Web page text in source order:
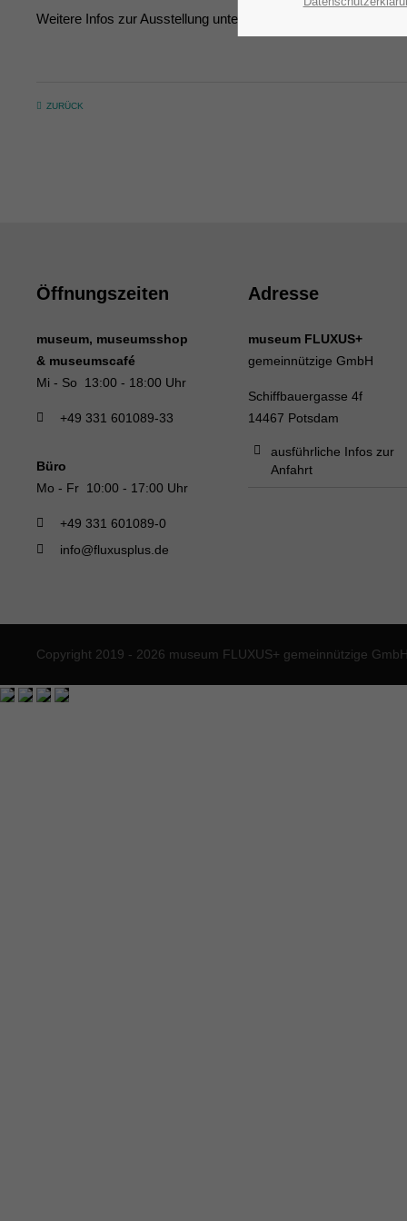
Weitere Infos zur Ausstellung unter
ZURÜCK
Öffnungszeiten
museum, museumsshop
& museumscafé
Mi - So 13:00 - 18:00 Uhr
+49 331 601089-33
Büro
Mo - Fr 10:00 - 17:00 Uhr
+49 331 601089-0
info@fluxusplus.de
Adresse
museum FLUXUS+
gemeinnützige GmbH
Schiffbauergasse 4f
14467 Potsdam
ausführliche Infos zur
Anfahrt
Copyright 2019 - 2026 museum FLUXUS+ gemeinnützige